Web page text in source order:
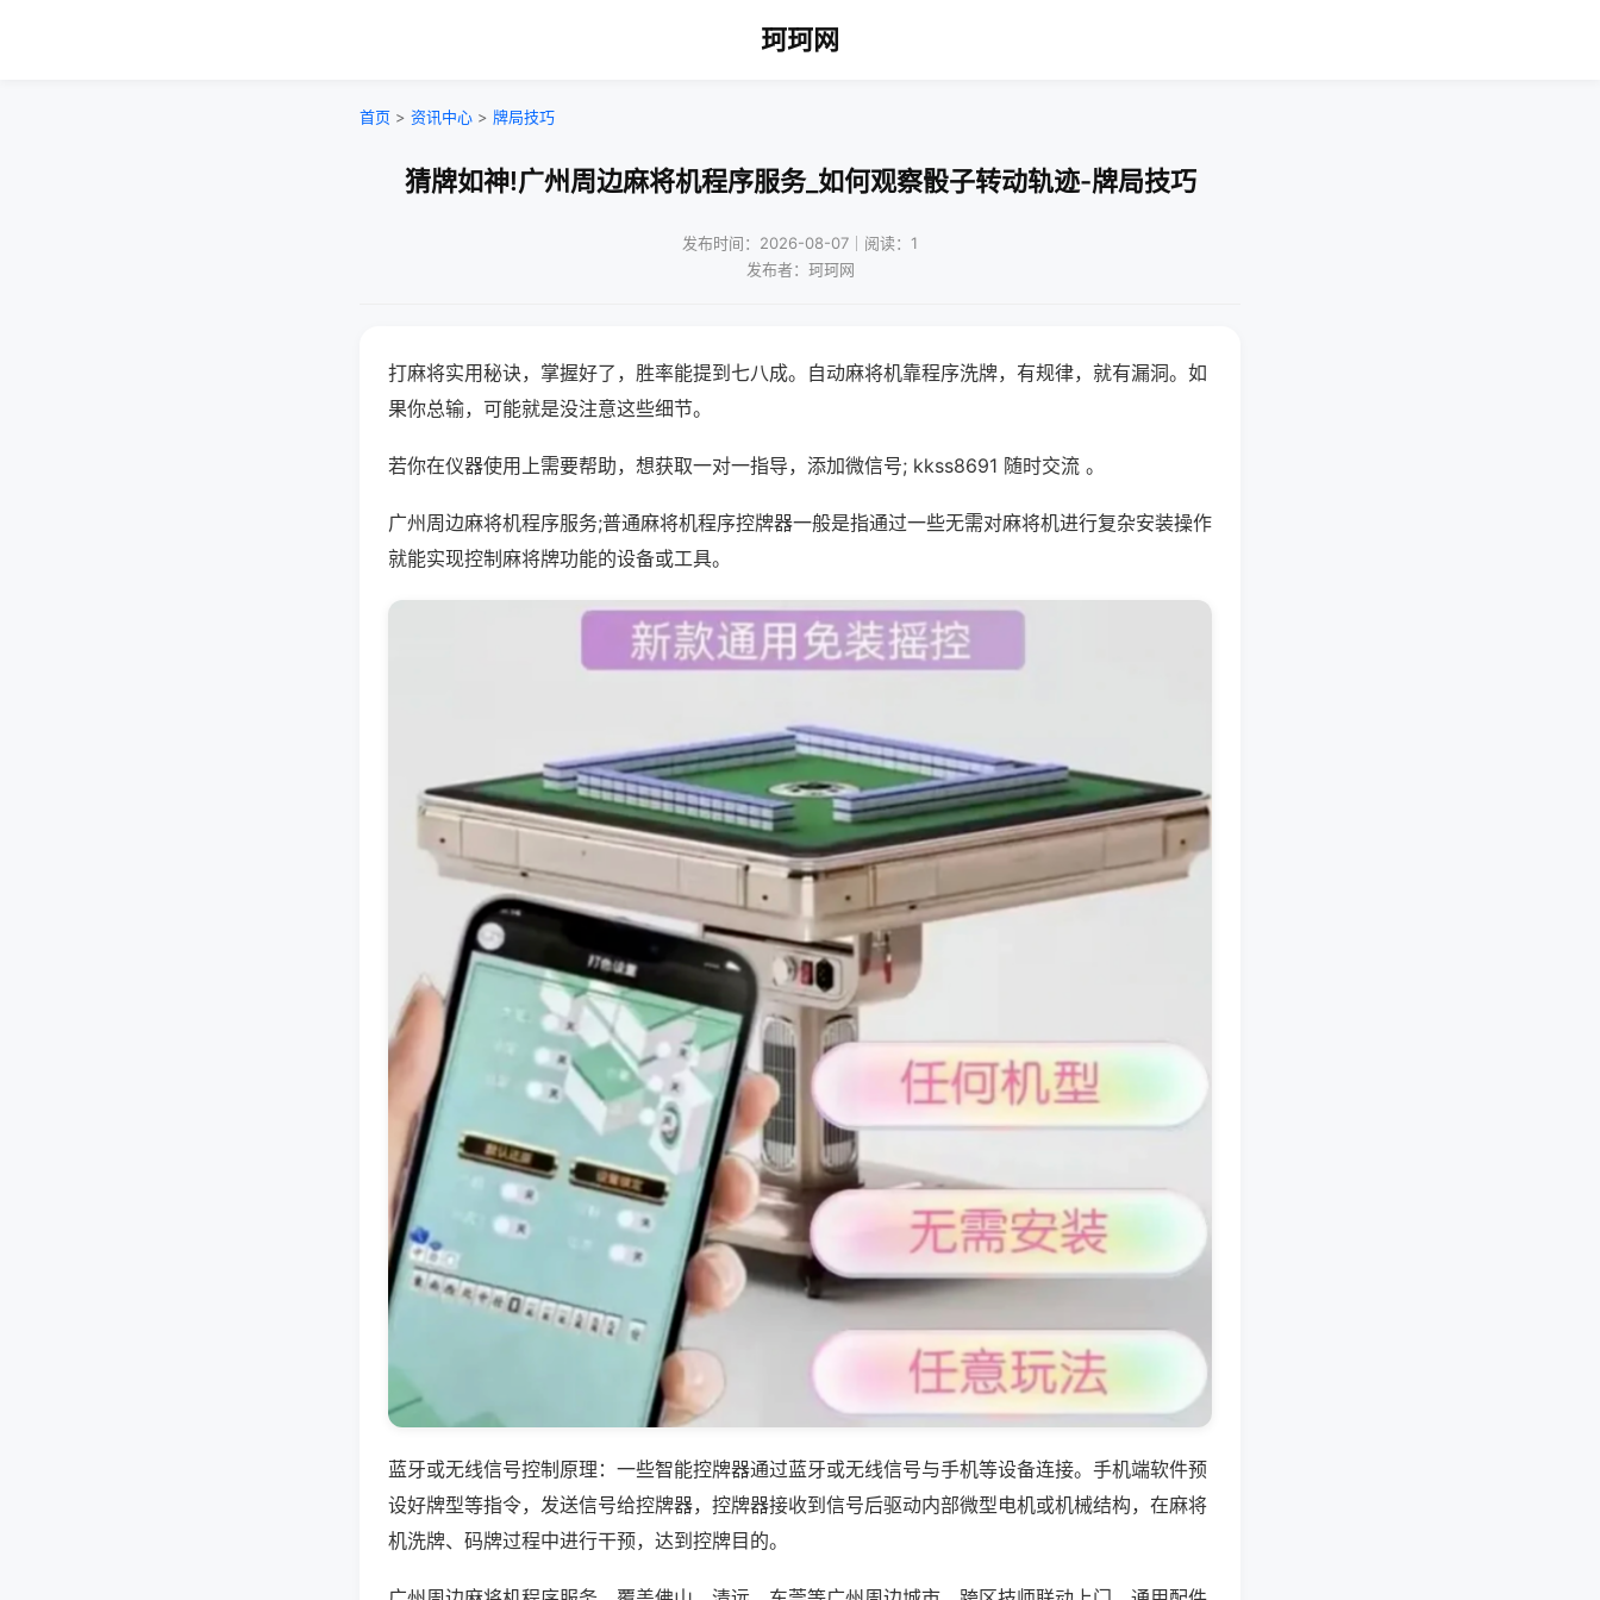
珂珂网
首页 > 资讯中心 > 牌局技巧
猜牌如神!广州周边麻将机程序服务_如何观察骰子转动轨迹-牌局技巧
发布时间：2026-08-07｜阅读：1
发布者：珂珂网
打麻将实用秘诀，掌握好了，胜率能提到七八成。自动麻将机靠程序洗牌，有规律，就有漏洞。如
果你总输，可能就是没注意这些细节。
若你在仪器使用上需要帮助，想获取一对一指导，添加微信号; kkss8691 随时交流 。
广州周边麻将机程序服务;普通麻将机程序控牌器一般是指通过一些无需对麻将机进行复杂安装操作
就能实现控制麻将牌功能的设备或工具。
蓝牙或无线信号控制原理：一些智能控牌器通过蓝牙或无线信号与手机等设备连接。手机端软件预
设好牌型等指令，发送信号给控牌器，控牌器接收到信号后驱动内部微型电机或机械结构，在麻将
机洗牌、码牌过程中进行干预，达到控牌目的。